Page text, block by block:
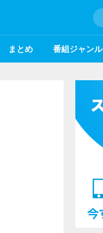
まとめ 番組ジャンル